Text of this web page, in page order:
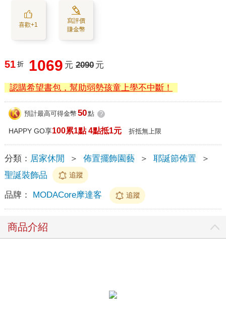
喜歡+1
寫評價
賺金幣
51 折 1069 元 2090 元
認購希望書包，幫助弱勢孩童上學不中斷！
預計最高可得金幣 50點 ?
HAPPY GO享100累1點 4點抵1元 折抵無上限
分類： 居家休閒 ＞ 佈置擺飾園藝 ＞ 耶誕節佈置
＞
聖誕裝飾品
追蹤
品牌： MODACore摩達客 追蹤
商品介紹